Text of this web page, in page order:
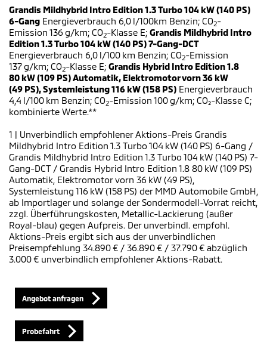
Grandis Mildhybrid Intro Edition 1.3 Turbo 104 kW (140 PS)
6-Gang Energieverbrauch 6,0 l/100km Benzin; CO2-
Emission 136 g/km; CO2-Klasse E; Grandis Mildhybrid Intro
Edition 1.3 Turbo 104 kW (140 PS) 7-Gang-DCT
Energieverbrauch 6,0 l/100 km Benzin; CO2-Emission
137 g/km; CO2-Klasse E; Grandis Hybrid Intro Edition 1.8
80 kW (109 PS) Automatik, Elektromotor vorn 36 kW
(49 PS), Systemleistung 116 kW (158 PS) Energieverbrauch
4,4 l/100 km Benzin; CO2-Emission 100 g/km; CO₂-Klasse C;
kombinierte Werte.**
1 | Unverbindlich empfohlener Aktions-Preis Grandis
Mildhybrid Intro Edition 1.3 Turbo 104 kW (140 PS) 6-Gang /
Grandis Mildhybrid Intro Edition 1.3 Turbo 104 kW (140 PS) 7-
Gang-DCT / Grandis Hybrid Intro Edition 1.8 80 kW (109 PS)
Automatik, Elektromotor vorn 36 kW (49 PS),
Systemleistung 116 kW (158 PS) der MMD Automobile GmbH,
ab Importlager und solange der Sondermodell-Vorrat reicht,
zzgl. Überführungskosten, Metallic-Lackierung (außer
Royal-blau) gegen Aufpreis. Der unverbindl. empfohl.
Aktions-Preis ergibt sich aus der unverbindlichen
Preisempfehlung 34.890 € / 36.890 € / 37.790 € abzüglich
3.000 € unverbindlich empfohlener Aktions-Rabatt.
Angebot anfragen
Probefahrt